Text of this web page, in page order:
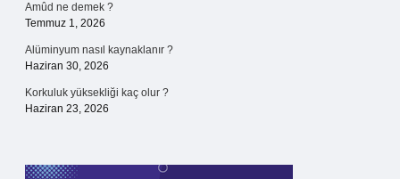
Amûd ne demek ?
Temmuz 1, 2026
Alüminyum nasıl kaynaklanır ?
Haziran 30, 2026
Korkuluk yüksekliği kaç olur ?
Haziran 23, 2026